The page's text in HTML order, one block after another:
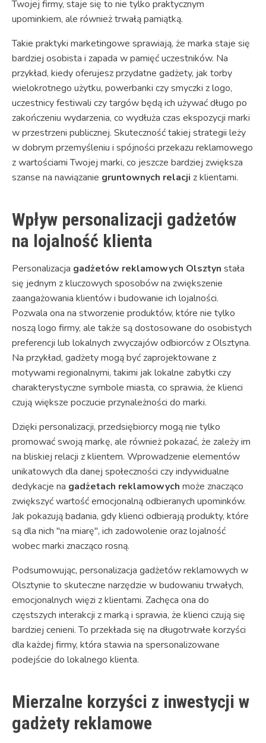
Twojej firmy, staje się to nie tylko praktycznym
upominkiem, ale również trwałą pamiątką.
Takie praktyki marketingowe sprawiają, że marka staje się
bardziej osobista i zapada w pamięć uczestników. Na
przykład, kiedy oferujesz przydatne gadżety, jak torby
wielokrotnego użytku, powerbanki czy smyczki z logo,
uczestnicy festiwali czy targów będą ich używać długo po
zakończeniu wydarzenia, co wydłuża czas ekspozycji marki
w przestrzeni publicznej. Skuteczność takiej strategii leży
w dobrym przemyśleniu i spójności przekazu reklamowego
z wartościami Twojej marki, co jeszcze bardziej zwiększa
szanse na nawiązanie gruntownych relacji z klientami.
Wpływ personalizacji gadżetów
na lojalność klienta
Personalizacja gadżetów reklamowych Olsztyn stała
się jednym z kluczowych sposobów na zwiększenie
zaangażowania klientów i budowanie ich lojalności.
Pozwala ona na stworzenie produktów, które nie tylko
noszą logo firmy, ale także są dostosowane do osobistych
preferencji lub lokalnych zwyczajów odbiorców z Olsztyna.
Na przykład, gadżety mogą być zaprojektowane z
motywami regionalnymi, takimi jak lokalne zabytki czy
charakterystyczne symbole miasta, co sprawia, że klienci
czują większe poczucie przynależności do marki.
Dzięki personalizacji, przedsiębiorcy mogą nie tylko
promować swoją markę, ale również pokazać, że zależy im
na bliskiej relacji z klientem. Wprowadzenie elementów
unikatowych dla danej społeczności czy indywidualne
dedykacje na gadżetach reklamowych może znacząco
zwiększyć wartość emocjonalną odbieranych upominków.
Jak pokazują badania, gdy klienci odbierają produkty, które
są dla nich "na miarę", ich zadowolenie oraz lojalność
wobec marki znacząco rosną.
Podsumowując, personalizacja gadżetów reklamowych w
Olsztynie to skuteczne narzędzie w budowaniu trwałych,
emocjonalnych więzi z klientami. Zachęca ona do
częstszych interakcji z marką i sprawia, że klienci czują się
bardziej cenieni. To przekłada się na długotrwałe korzyści
dla każdej firmy, która stawia na spersonalizowane
podejście do lokalnego klienta.
Mierzalne korzyści z inwestycji w
gadżety reklamowe